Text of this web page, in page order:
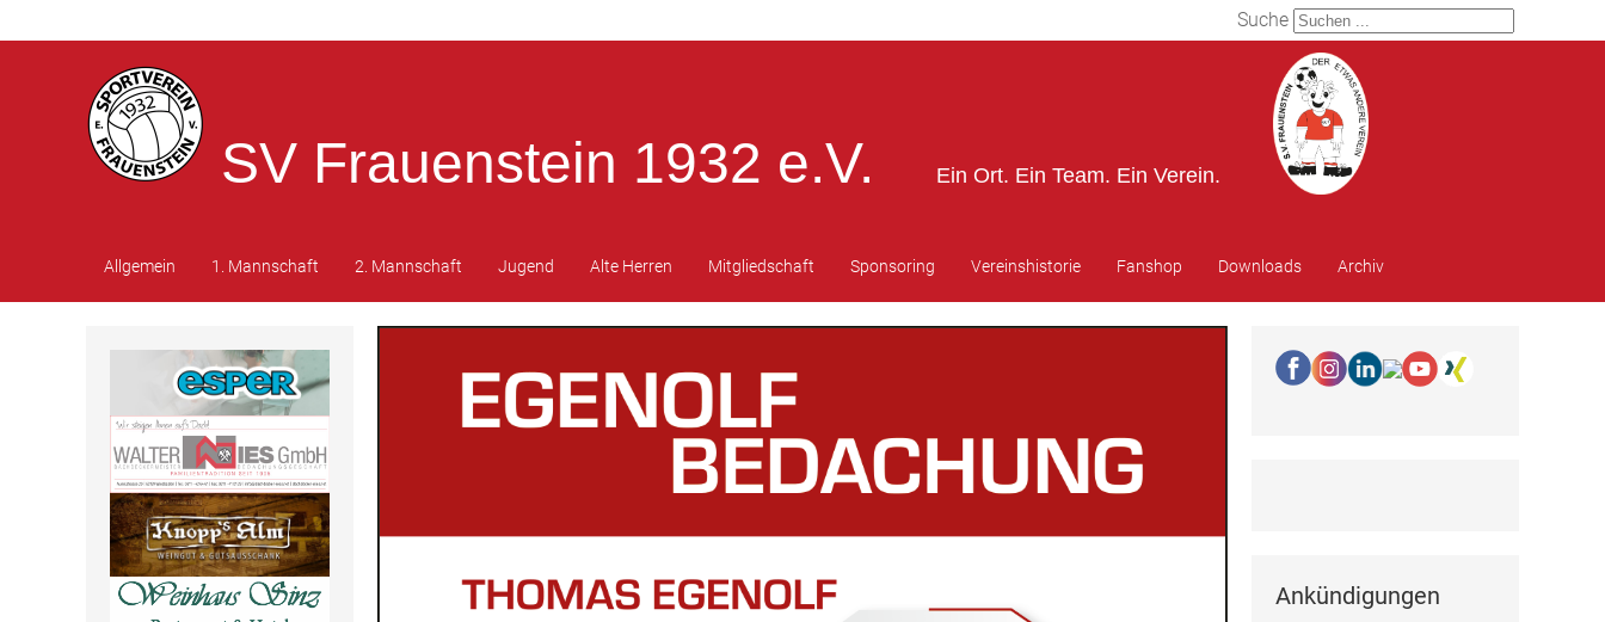
Suche
SV Frauenstein 1932 e.V. Ein Ort. Ein Team. Ein Verein.
Allgemein 1. Mannschaft 2. Mannschaft Jugend Alte Herren Mitgliedschaft Sponsoring Vereinshistorie Fanshop Downloads Archiv
Ankündigungen
ANKÜNDIGUNGEN